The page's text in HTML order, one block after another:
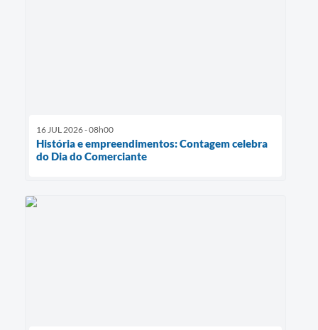
16 JUL 2026 - 08h00
História e empreendimentos: Contagem celebra
do Dia do Comerciante